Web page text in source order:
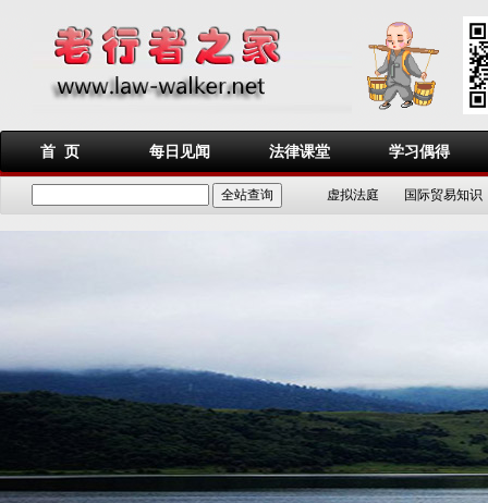
首 页 每日见闻 法律课堂 学习偶得
虚拟法庭 国际贸易知识